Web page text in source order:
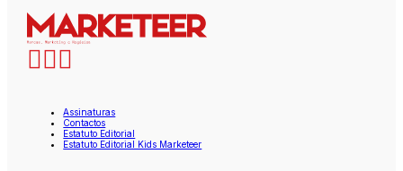
Assinaturas
Contactos
Estatuto Editorial
Estatuto Editorial Kids Marketeer